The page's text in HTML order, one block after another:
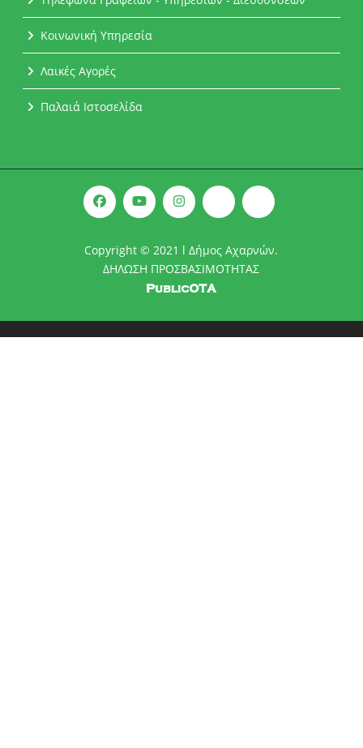
Κοινωνική Υπηρεσία
Λαικές Αγορές
Παλαιά Ιστοσελίδα
Copyright © 2021 l Δήμος Αχαρνών.
ΔΗΛΩΣΗ ΠΡΟΣΒΑΣΙΜΟΤΗΤΑΣ